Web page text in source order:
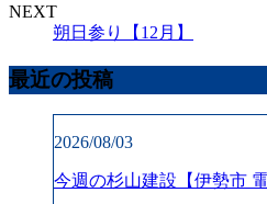
NEXT
朔日参り【12月】
最近の投稿
2026/08/03
今週の杉山建設【伊勢市